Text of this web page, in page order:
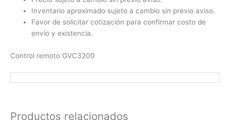
Inventario aproximado sujeto a cambio sin previo aviso.
Favor de solicitar cotización para confirmar costo de
envío y existencia.
Control remoto GVC3200
Productos relacionados